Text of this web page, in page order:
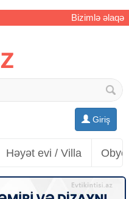
Bizimlə əlaqə
Giriş
Həyət evi / Villa